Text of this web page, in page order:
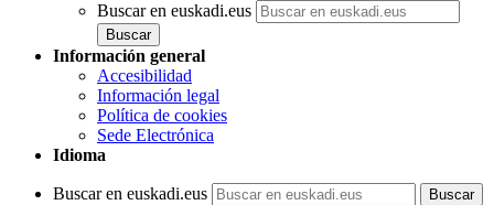
Buscar en euskadi.eus
Información general
Accesibilidad
Información legal
Política de cookies
Sede Electrónica
Idioma
Buscar en euskadi.eus